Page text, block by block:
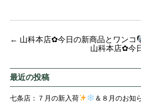
← 山科本店✿今日の新商品とワンコ
山科本店✿今
最近の投稿
七条店：７月の新入荷 ＆８月のお知